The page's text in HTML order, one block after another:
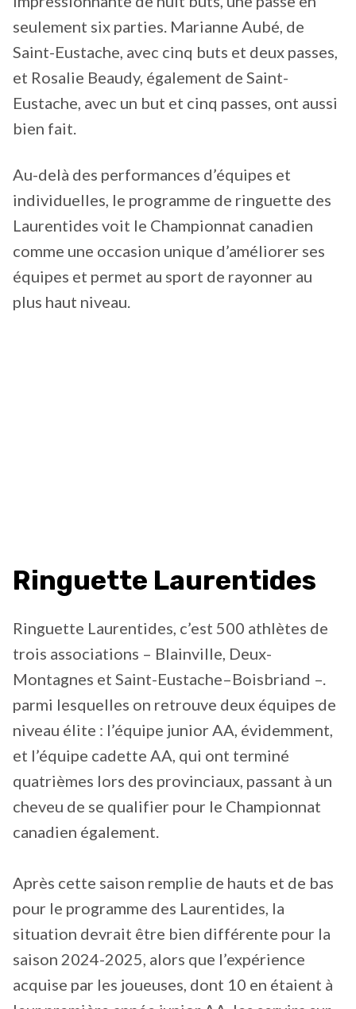
seulement six parties. Marianne Aubé, de
Saint-Eustache, avec cinq buts et deux passes,
et Rosalie Beaudy, également de Saint-
Eustache, avec un but et cinq passes, ont aussi
bien fait.
Au-delà des performances d’équipes et
individuelles, le programme de ringuette des
Laurentides voit le Championnat canadien
comme une occasion unique d’améliorer ses
équipes et permet au sport de rayonner au
plus haut niveau.
Ringuette Laurentides
Ringuette Laurentides, c’est 500 athlètes de
trois associations – Blainville, Deux-
Montagnes et Saint-Eustache–Boisbriand –.
parmi lesquelles on retrouve deux équipes de
niveau élite : l’équipe junior AA, évidemment,
et l’équipe cadette AA, qui ont terminé
quatrièmes lors des provinciaux, passant à un
cheveu de se qualifier pour le Championnat
canadien également.
Après cette saison remplie de hauts et de bas
pour le programme des Laurentides, la
situation devrait être bien différente pour la
saison 2024-2025, alors que l’expérience
acquise par les joueuses, dont 10 en étaient à